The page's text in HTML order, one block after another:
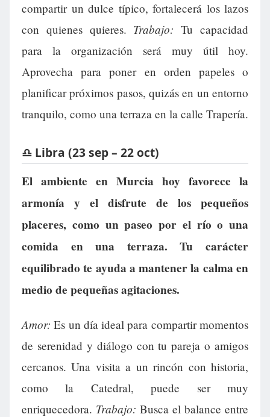
compartir un dulce típico, fortalecerá los lazos
con quienes quieres. Trabajo: Tu capacidad
para la organización será muy útil hoy.
Aprovecha para poner en orden papeles o
planificar próximos pasos, quizás en un entorno
tranquilo, como una terraza en la calle Trapería.
♎ Libra (23 sep – 22 oct)
El ambiente en Murcia hoy favorece la
armonía y el disfrute de los pequeños
placeres, como un paseo por el río o una
comida en una terraza. Tu carácter
equilibrado te ayuda a mantener la calma en
medio de pequeñas agitaciones.
Amor: Es un día ideal para compartir momentos
de serenidad y diálogo con tu pareja o amigos
cercanos. Una visita a un rincón con historia,
como la Catedral, puede ser muy
enriquecedora. Trabajo: Busca el balance entre